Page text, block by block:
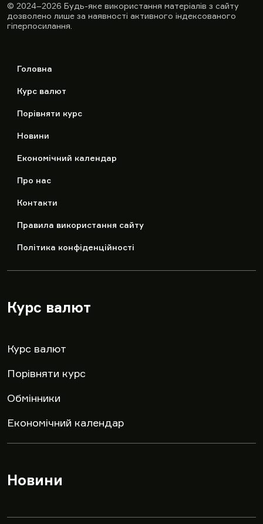
© 2024–2026 Будь-яке використання матеріалів з сайту
дозволено лише за наявності активного індексованого
гіперпосилання.
Головна
Курс валют
Порівняти курс
Новини
Економічний календар
Про нас
Контакти
Правила використання сайту
Політика конфіденційності
Курс валют
Курс валют
Порівняти курс
Обмінники
Економічний календар
Новини